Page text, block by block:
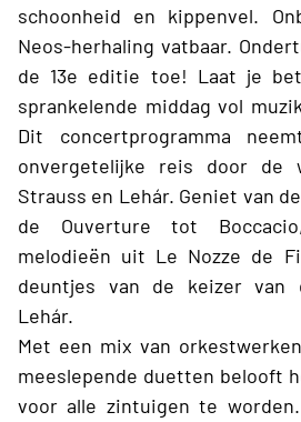
schoonheid en kippenvel.
Neos-herhaling vatbaar.
de 13e editie toe! Laat je
sprankelende middag vol
Dit concertprogramma
onvergetelijke reis door de
Strauss en Lehár. Geniet van
de Ouverture tot
melodieën uit Le Nozze de
deuntjes van de keizer van
Lehár.
Met een mix van
meeslepende duetten belooft
voor alle zintuigen te